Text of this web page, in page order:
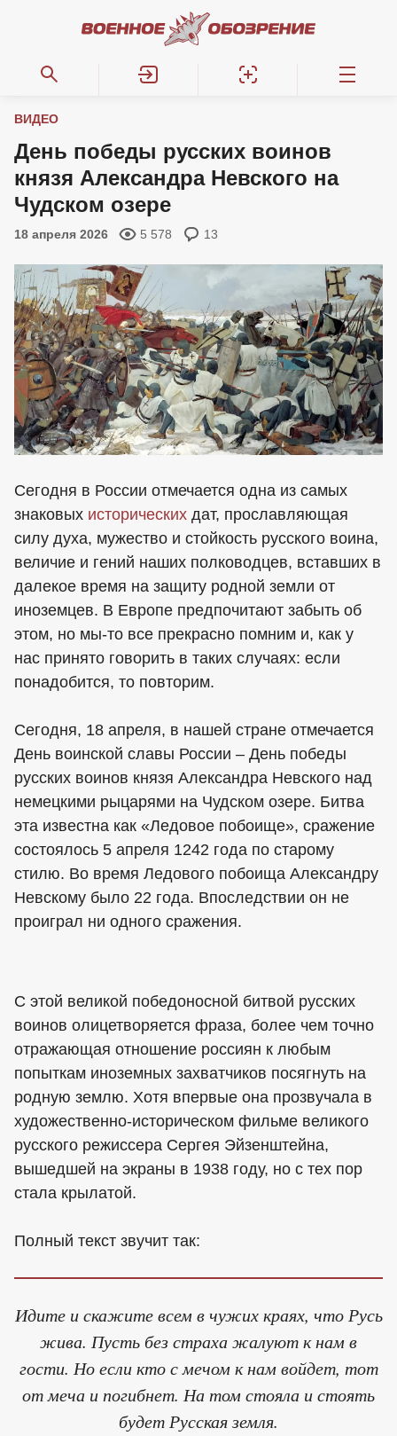
ВИДЕО
День победы русских воинов
князя Александра Невского на
Чудском озере
18 апреля 2026 5 578 13
Сегодня в России отмечается одна из самых
знаковых исторических дат, прославляющая
силу духа, мужество и стойкость русского воина,
величие и гений наших полководцев, вставших в
далекое время на защиту родной земли от
иноземцев. В Европе предпочитают забыть об
этом, но мы-то все прекрасно помним и, как у
нас принято говорить в таких случаях: если
понадобится, то повторим.
Сегодня, 18 апреля, в нашей стране отмечается
День воинской славы России – День победы
русских воинов князя Александра Невского над
немецкими рыцарями на Чудском озере. Битва
эта известна как «Ледовое побоище», сражение
состоялось 5 апреля 1242 года по старому
стилю. Во время Ледового побоища Александру
Невскому было 22 года. Впоследствии он не
проиграл ни одного сражения.
С этой великой победоносной битвой русских
воинов олицетворяется фраза, более чем точно
отражающая отношение россиян к любым
попыткам иноземных захватчиков посягнуть на
родную землю. Хотя впервые она прозвучала в
художественно-историческом фильме великого
русского режиссера Сергея Эйзенштейна,
вышедшей на экраны в 1938 году, но с тех пор
стала крылатой.
Полный текст звучит так:
Идите и скажите всем в чужих краях, что Русь
жива. Пусть без страха жалуют к нам в
гости. Но если кто с мечом к нам войдет, тот
от меча и погибнет. На том стояла и стоять
будет Русская земля.